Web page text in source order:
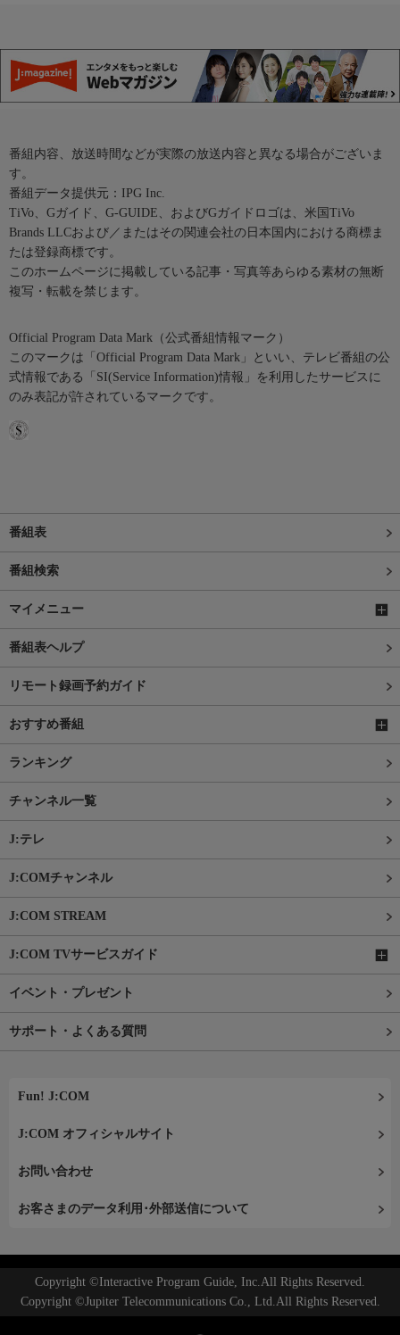
番組内容、放送時間などが実際の放送内容と異なる場合がございま
す。
番組データ提供元：IPG Inc.
TiVo、Gガイド、G-GUIDE、およびGガイドロゴは、米国TiVo
Brands LLCおよび／またはその関連会社の日本国内における商標ま
たは登録商標です。
このホームページに掲載している記事・写真等あらゆる素材の無断
複写・転載を禁じます。
Official Program Data Mark（公式番組情報マーク）
このマークは「Official Program Data Mark」といい、テレビ番組の公
式情報である「SI(Service Information)情報」を利用したサービスに
のみ表記が許されているマークです。
番組表
番組検索
マイメニュー
番組表ヘルプ
リモート録画予約ガイド
おすすめ番組
ランキング
チャンネル一覧
J:テレ
J:COMチャンネル
J:COM STREAM
J:COM TVサービスガイド
イベント・プレゼント
サポート・よくある質問
Fun! J:COM
J:COM オフィシャルサイト
お問い合わせ
お客さまのデータ利用･外部送信について
Copyright ©Interactive Program Guide, Inc.All Rights Reserved.
Copyright ©Jupiter Telecommunications Co., Ltd.All Rights Reserved.